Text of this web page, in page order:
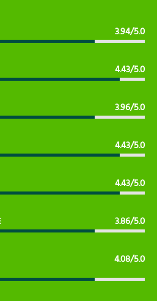
3.94/5.0
4.43/5.0
3.96/5.0
4.43/5.0
4.43/5.0
3.86/5.0
4.08/5.0